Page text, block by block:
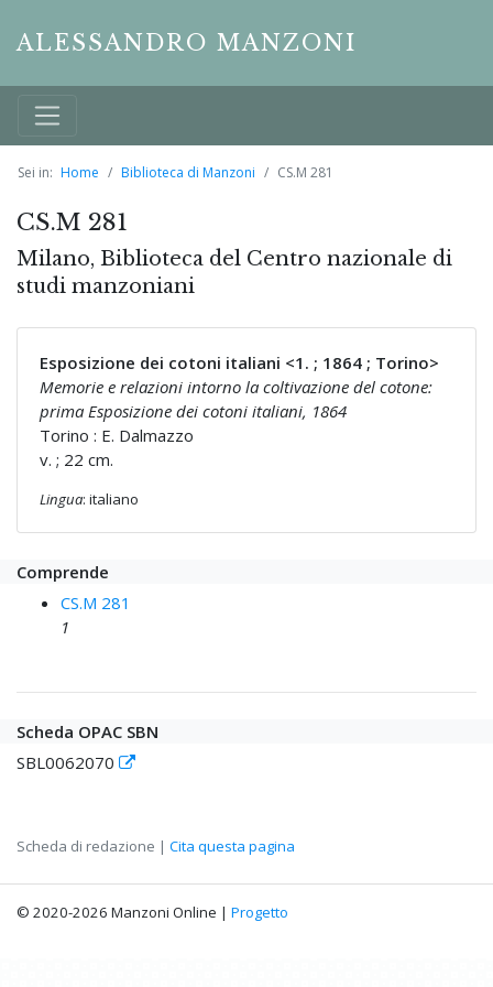
ALESSANDRO MANZONI
Sei in: Home Biblioteca di Manzoni CS.M 281
CS.M 281
Milano, Biblioteca del Centro nazionale di
studi manzoniani
Esposizione dei cotoni italiani <1. ; 1864 ; Torino>
Memorie e relazioni intorno la coltivazione del cotone:
prima Esposizione dei cotoni italiani, 1864
Torino : E. Dalmazzo
v. ; 22 cm.
Lingua: italiano
Comprende
CS.M 281
1
Scheda OPAC SBN
SBL0062070
Scheda di redazione | Cita questa pagina
© 2020-2026 Manzoni Online | Progetto